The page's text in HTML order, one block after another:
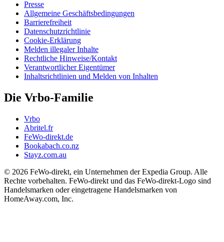
Presse
Allgemeine Geschäftsbedingungen
Barrierefreiheit
Datenschutzrichtlinie
Cookie-Erklärung
Melden illegaler Inhalte
Rechtliche Hinweise/Kontakt
Verantwortlicher Eigentümer
Inhaltsrichtlinien und Melden von Inhalten
Die Vrbo-Familie
Vrbo
Abritel.fr
FeWo-direkt.de
Bookabach.co.nz
Stayz.com.au
© 2026 FeWo-direkt, ein Unternehmen der Expedia Group. Alle
Rechte vorbehalten. FeWo-direkt und das FeWo-direkt-Logo sind
Handelsmarken oder eingetragene Handelsmarken von
HomeAway.com, Inc.